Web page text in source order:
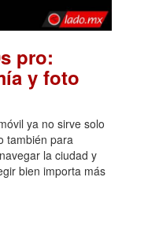
pro:
y foto
ya no sirve solo
también para
la ciudad y
bien importa más